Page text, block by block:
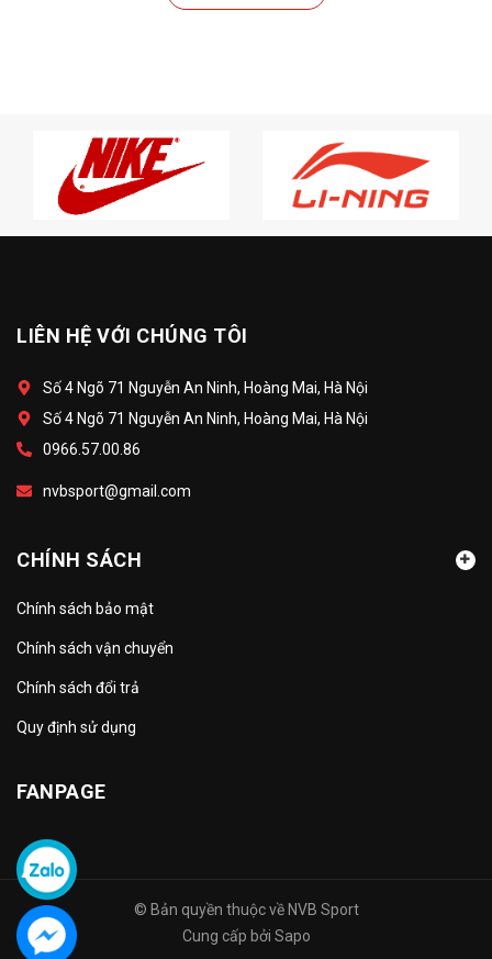
LIÊN HỆ VỚI CHÚNG TÔI
Số 4 Ngõ 71 Nguyễn An Ninh, Hoàng Mai, Hà Nội
Số 4 Ngõ 71 Nguyễn An Ninh, Hoàng Mai, Hà Nội
0966.57.00.86
nvbsport@gmail.com
CHÍNH SÁCH
Chính sách bảo mật
Chính sách vận chuyển
Chính sách đổi trả
Quy định sử dụng
FANPAGE
© Bản quyền thuộc về NVB Sport
Cung cấp bởi Sapo